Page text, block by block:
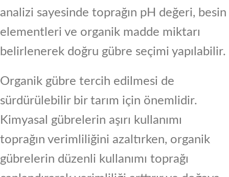
analizi sayesinde toprağın pH değeri, besin
elementleri ve organik madde miktarı
belirlenerek doğru gübre seçimi yapılabilir.
Organik gübre tercih edilmesi de
sürdürülebilir bir tarım için önemlidir.
Kimyasal gübrelerin aşırı kullanımı
toprağın verimliliğini azaltırken, organik
gübrelerin düzenli kullanımı toprağı